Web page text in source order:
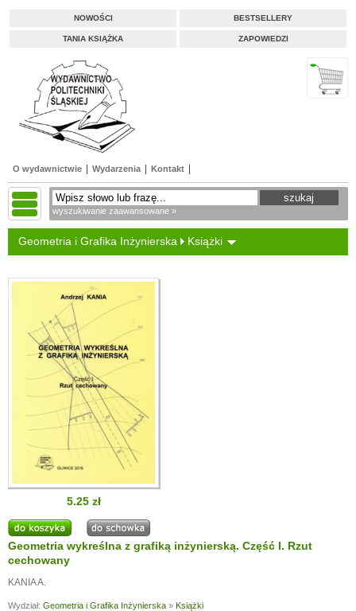
NOWOŚCI BESTSELLERY
TANIA KSIĄŻKA ZAPOWIEDZI
O wydawnictwie Wydarzenia Kontakt
wyszukiwanie zaawansowane »
Geometria i Grafika Inżynierska Książki
5.25 zł
Geometria wykreślna z grafiką inżynierską. Część I. Rzut
cechowany
KANIA A.
Wydział: Geometria i Grafika Inżynierska » Książki